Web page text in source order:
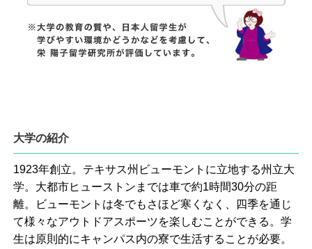
大学の紹介
1923年創立。テキサス州ビューモントに立地する州立大
学。大都市ヒューストンまでは車で約1時間30分の距
離。ビューモントは冬でもさほど寒くなく、四季を通じ
て様々なアウトドアスポーツを楽しむことができる。学
生は原則的にキャンパス内の寮で生活することが必要。